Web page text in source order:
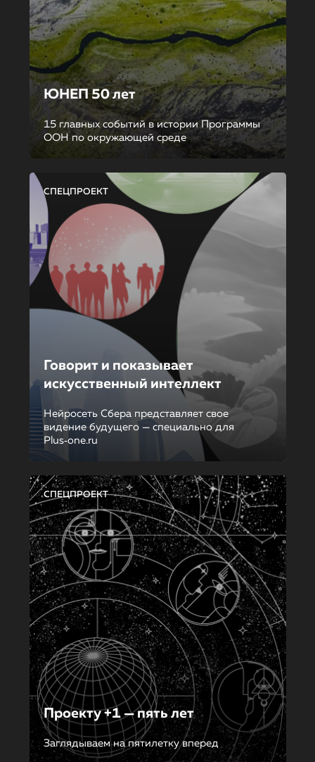
ЮНЕП 50 лет
15 главных событий в истории Программы
ООН по окружающей среде
СПЕЦПРОЕКТ
Говорит и показывает
искусственный интеллект
Нейросеть Сбера представляет свое
видение будущего — специально для
Plus‑one.ru
СПЕЦПРОЕКТ
Проекту +1 — пять лет
Заглядываем на пятилетку вперед